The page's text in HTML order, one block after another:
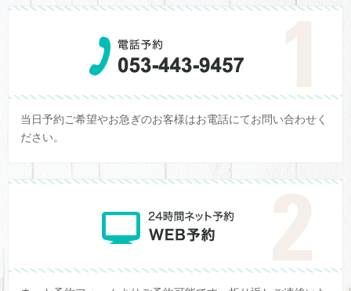
当日予約ご希望やお急ぎのお客様はお電話にてお問い合わせく
ださい。